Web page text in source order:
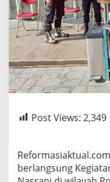
Post Views: 2,349
berlangsung